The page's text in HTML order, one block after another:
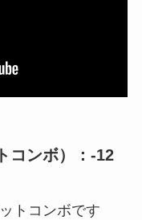
コンボ）：-12
トコンボです